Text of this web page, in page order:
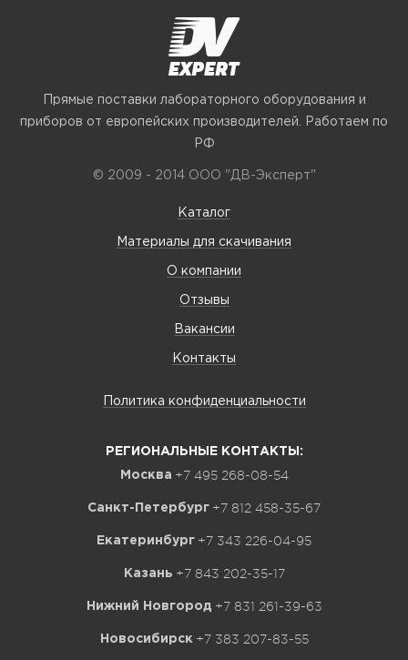
Прямые поставки лабораторного оборудования и
приборов от европейских производителей. Работаем по
РФ
© 2009 - 2014 ООО "ДВ-Эксперт"
Каталог
Материалы для скачивания
О компании
Отзывы
Вакансии
Контакты
Политика конфиденциальности
РЕГИОНАЛЬНЫЕ КОНТАКТЫ:
Москва +7 495 268-08-54
Санкт-Петербург +7 812 458-35-67
Екатеринбург +7 343 226-04-95
Казань +7 843 202-35-17
Нижний Новгород +7 831 261-39-63
Новосибирск +7 383 207-83-55